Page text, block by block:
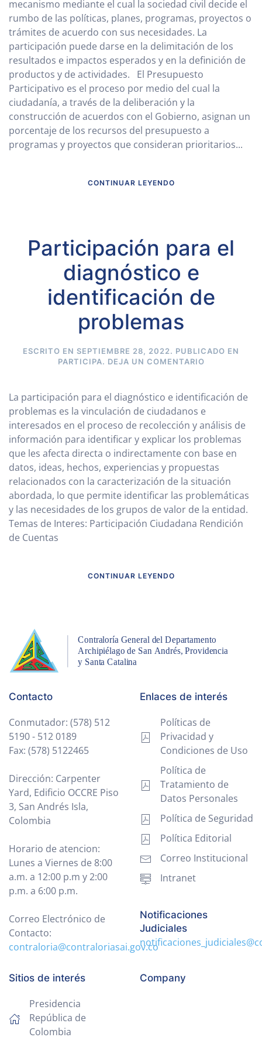
mecanismo mediante el cual la sociedad civil decide el
rumbo de las políticas, planes, programas, proyectos o
trámites de acuerdo con sus necesidades. La
participación puede darse en la delimitación de los
resultados e impactos esperados y en la definición de
productos y de actividades. El Presupuesto
Participativo es el proceso por medio del cual la
ciudadanía, a través de la deliberación y la
construcción de acuerdos con el Gobierno, asignan un
porcentaje de los recursos del presupuesto a
programas y proyectos que consideran prioritarios...
CONTINUAR LEYENDO
Participación para el
diagnóstico e
identificación de
problemas
ESCRITO EN SEPTIEMBRE 28, 2022. PUBLICADO EN
PARTICIPA. DEJA UN COMENTARIO
La participación para el diagnóstico e identificación de
problemas es la vinculación de ciudadanos e
interesados en el proceso de recolección y análisis de
información para identificar y explicar los problemas
que les afecta directa o indirectamente con base en
datos, ideas, hechos, experiencias y propuestas
relacionados con la caracterización de la situación
abordada, lo que permite identificar las problemáticas
y las necesidades de los grupos de valor de la entidad.
Temas de Interes: Participación Ciudadana Rendición
de Cuentas
CONTINUAR LEYENDO
Contacto
Conmutador: (578) 512
5190 - 512 0189
Fax: (578) 5122465
Dirección: Carpenter
Yard, Edificio OCCRE Piso
3, San Andrés Isla,
Colombia
Horario de atencion:
Lunes a Viernes de 8:00
a.m. a 12:00 p.m y 2:00
p.m. a 6:00 p.m.
Correo Electrónico de
Contacto:
contraloria@contraloriasai.gov.co
Enlaces de interés
Políticas de
Privacidad y
Condiciones de Uso
Política de
Tratamiento de
Datos Personales
Política de Seguridad
Política Editorial
Correo Institucional
Intranet
Notificaciones
Judiciales
Sitios de interés
Presidencia
República de
Colombia
Company